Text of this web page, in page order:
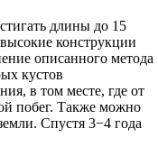
длины до 15
конструкции
описанного метода
кустов
в том месте, где от
побег. Также можно
Спустя 3−4 года